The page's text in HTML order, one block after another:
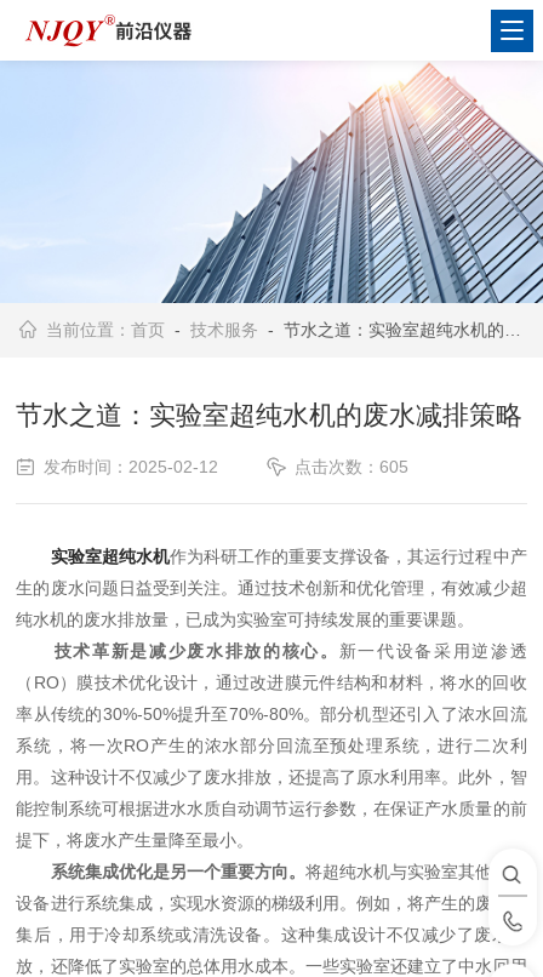
当前位置：首页 -技术服务 - 节水之道：实验室超纯水机的废水减排策略
节水之道：实验室超纯水机的废水减排策略
发布时间：2025-02-12 点击次数：605
实验室超纯水机作为科研工作的重要支撑设备，其运行过程中产
生的废水问题日益受到关注。通过技术创新和优化管理，有效减少超
纯水机的废水排放量，已成为实验室可持续发展的重要课题。
技术革新是减少废水排放的核心。 新一代设备采用逆渗透
（RO）膜技术优化设计，通过改进膜元件结构和材料，将水的回收
率从传统的30%-50%提升至70%-80%。部分机型还引入了浓水回流
系统，将一次RO产生的浓水部分回流至预处理系统，进行二次利
用。这种设计不仅减少了废水排放，还提高了原水利用率。此外，智
能控制系统可根据进水水质自动调节运行参数，在保证产水质量的前
提下，将废水产生量降至最小。
系统集成优化是另一个重要方向。将超纯水机与实验室其他用水
设备进行系统集成，实现水资源的梯级利用。例如，将产生的废水收
集后，用于冷却系统或清洗设备。这种集成设计不仅减少了废水排
放，还降低了实验室的总体用水成本。一些实验室还建立了中水回用